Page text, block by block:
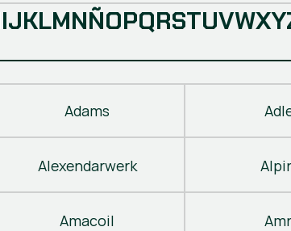
IJKLMNÑOPQRSTUVWXY
Adams
Alexendarwerk
Amacoil